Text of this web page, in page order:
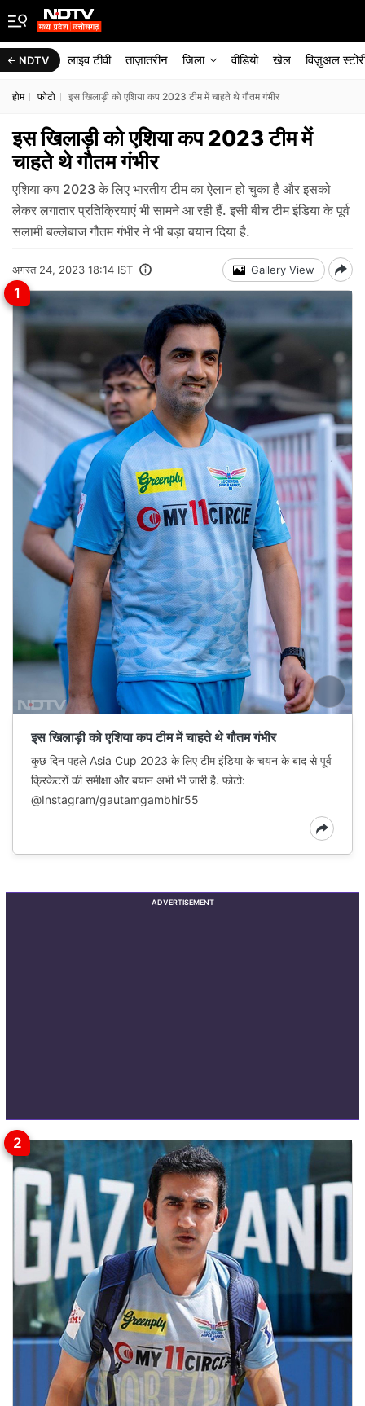
NDTV लाइव टीवी ताज़ातरीन जिला वीडियो खेल विज़ुअल
होम फोटो इस खिलाड़ी को एशिया कप 2023 टीम में चाहते थे गौतम गंभीर
इस खिलाड़ी को एशिया कप 2023 टीम में
चाहते थे गौतम गंभीर
एशिया कप 2023 के लिए भारतीय टीम का ऐलान हो चुका है और इसको
लेकर लगातार प्रतिक्रियाएं भी सामने आ रही हैं. इसी बीच टीम इंडिया के पूर्व
सलामी बल्लेबाज गौतम गंभीर ने भी बड़ा बयान दिया है.
अगस्त 24, 2023 18:14 IST Gallery View
इस खिलाड़ी को एशिया कप टीम में चाहते थे गौतम गंभीर
कुछ दिन पहले Asia Cup 2023 के लिए टीम इंडिया के चयन के बाद से पूर्व
क्रिकेटरों की समीक्षा और बयान अभी भी जारी है. फोटो:
@Instagram/gautamgambhir55
ADVERTISEMENT